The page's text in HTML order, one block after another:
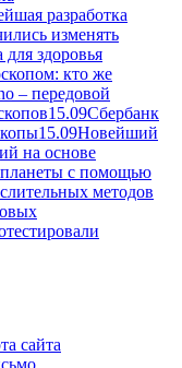
разработка
изменять
для здоровья
кто же
– передовой
15.09Сбербанк
15.09Новейший
на основе
с помощью
методов
сайта